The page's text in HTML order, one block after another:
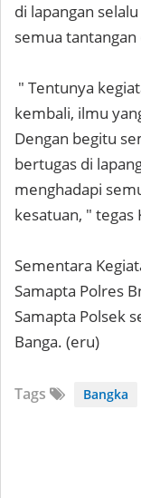
di lapangan
semua
" Tentunya
kembali, ilmu
Dengan begitu
bertugas di
menghadapi
kesatuan, " tegas
Sementara
Samapta Polres
Samapta Polsek
Banga. (eru)
Tags Bangka